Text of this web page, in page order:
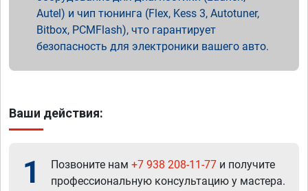
Autel) и чип тюнинга (Flex, Kess 3, Autotuner,
Bitbox, PCMFlash), что гарантирует
безопасность для электроники вашего авто.
Ваши действия:
1 Позвоните нам +7 938 208-11-77 и получите
профессиональную консультацию у мастера.